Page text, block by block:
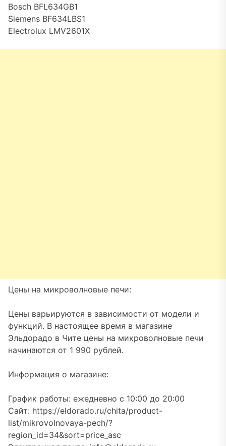
Bosch BFL634GB1
Siemens BF634LBS1
Electrolux LMV2601X
Цены на микроволновые печи:
Цены варьируются в зависимости от модели и
функций. В настоящее время в магазине
Эльдорадо в Чите цены на микроволновые печи
начинаются от 1 990 рублей.
Информация о магазине:
График работы: ежедневно с 10:00 до 20:00
Сайт: https://eldorado.ru/chita/product-
list/mikrovolnovaya-pech/?
region_id=34&sort=price_asc